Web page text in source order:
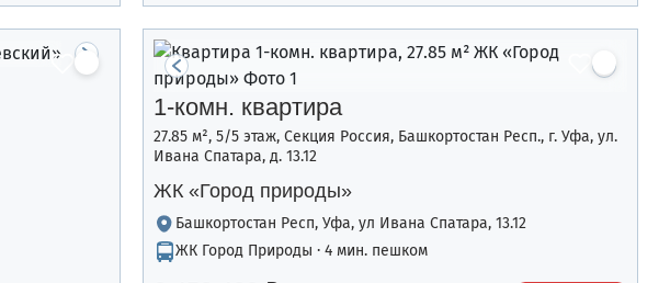
1-комн. квартира
27.85 м², 5/5 этаж, Секция Россия, Башкортостан Респ., г. Уфа, ул.
Ивана Спатара, д. 13.12
ЖК «Город природы»
Башкортостан Респ, Уфа, ул Ивана Спатара, 13.12
ЖК Город Природы · 4 мин. пешком